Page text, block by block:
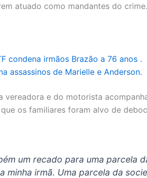
atuado como mandantes do
condena irmãos Brazão a 76 anos .
assassinos de Marielle e Anderson.
vereadora e do motorista
os familiares foram alvo de
um recado para uma parcela
minha irmã. Uma parcela da